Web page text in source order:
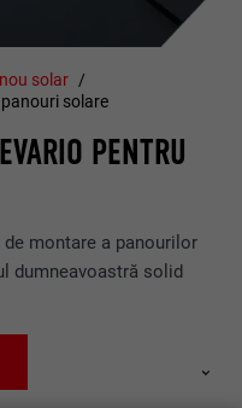
solar
solare
PENTRU
montare a panourilor
dumneavoastră solid